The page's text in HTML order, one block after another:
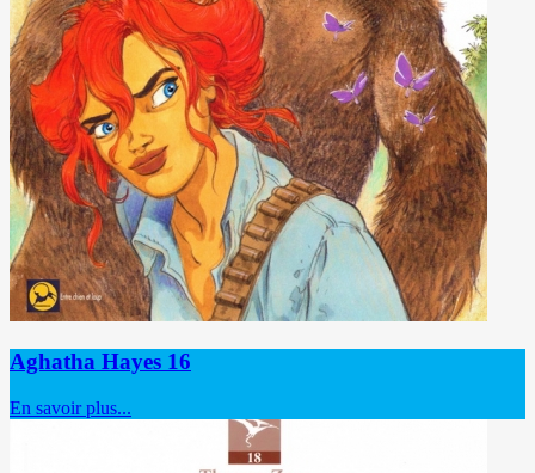
Aghatha Hayes 16
En savoir plus...